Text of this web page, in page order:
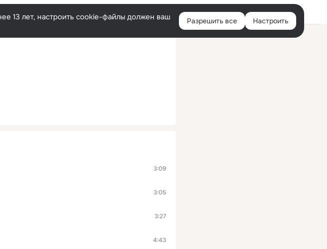
Русский Войти
13 лет, настроить cookie-файлы должен ваш
Разрешить все Настроить
3:09
3:05
3:27
4:43